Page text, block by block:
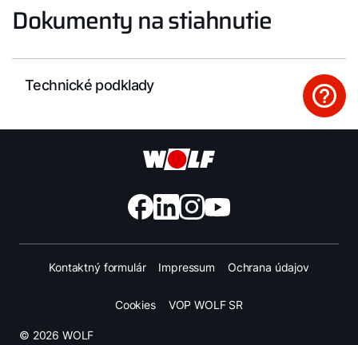
Dokumenty na stiahnutie
Technické podklady
© 2026 WOLF
Kontaktný formulár Impressum Ochrana údajov
Cookies VOP WOLF SR